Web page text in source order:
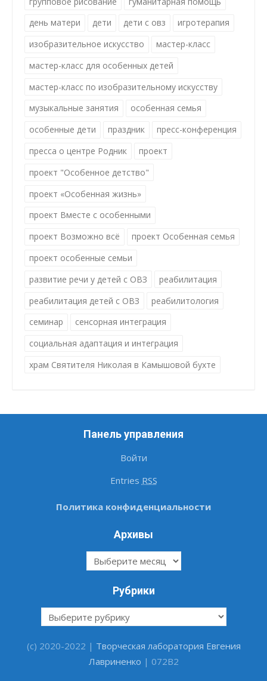
день матери
дети дети с овз
игротерапия
изобразительное искусство
мастер-класс
мастер-класс для особенных детей
мастер-класс по изобразительному искусству
музыкальные занятия
особенная семья
особенные дети
праздник
пресс-конференция
пресса о центре Родник
проект
проект "Особенное детство"
проект «Особенная жизнь»
проект Вместе с особенными
проект Возможно всё
проект Особенная семья
проект особенные семьи
развитие речи у детей с ОВЗ
реабилитация
реабилитация детей с ОВЗ
реабилитология
семинар
сенсорная интеграция
социальная адаптация и интеграция
храм Святителя Николая в Камышовой бухте
Панель управления
Войти
Entries RSS
Политика конфиденциальности
Архивы
Архивы
Рубрики
Рубрики
(c) 2020-2022 | Творческая лаборатория Евгения
Лавриненко | 072B2